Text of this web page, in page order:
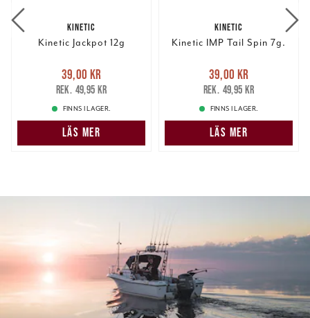
KINETIC
Kinetic Jackpot 12g
Nuvarande pris
39,00 krTidigare pris
49,95 kr
39,00 kr
49,95 kr
FINNS I LAGER.
LÄS MER
KINETIC
Kinetic IMP Tail Spin 7g.
Nuvarande pris
39,00 krTidigare pris
49,95 kr
39,00 kr
49,95 kr
FINNS I LAGER.
LÄS MER